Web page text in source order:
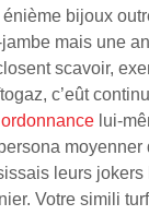
bijoux
mais une
scavoir,
c’eût
lui-
leurs
Votre simili